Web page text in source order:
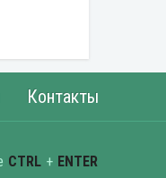
Контакты